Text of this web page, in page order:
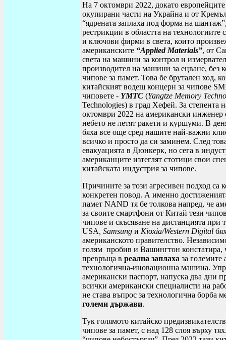
На 7 октомври 2022, докато
окупирани части на Украйна и от
“ядрената заплаха под форма на
рестрикции в областта на
и ключови фирми в света, които
американските “Applied Materials”, от
света на машини за контрол и
производител на машини за ецване, без
чипове за памет. Това бе брутален ход,
китайският водещ концерн за чипове
чиповете - YMTC (Yangtze Memory
Technologies) в град Хефей. За степента
октомври 2022 на американски инженер
небето не летят ракети и куршуми. В
бяха все още сред нашите най-важни
всичко и просто да си заминем. След
евакуацията в Дюнкерк, но сега в
американците изтеглят стотици свои
китайската индустрия за чипове.
Причините за този агресивен подход са
конкретен повод. А именно
памет NAND тя бе толкова напред, че
за своите смартфони от Китай тези
чипове и скъсяване на дистанцията при
USA Samsung и Kioxia/Western Digital
американското правителство.
голям пробив и Вашингтон констатира,
превръща в реална заплаха за големите
технологична-иновационна машина.
американски паспорт, напуска два дни
всички американски специалисти на
не става въпрос за технологична борба
големи държави.
Тук голямото китайско
чипове за памет, с над 128 слоя върху